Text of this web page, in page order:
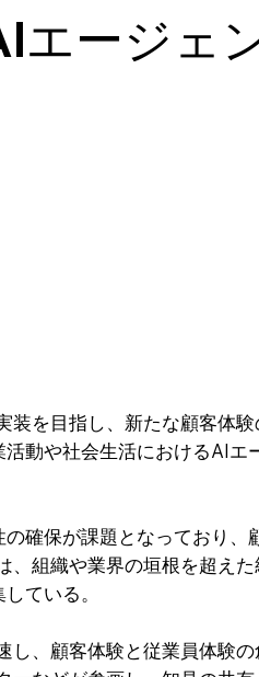
エージェ
を目指し、新たな顧客体
動や社会生活におけるAI
確保が課題となっており
、組織や業界の垣根を超え
ている。
、顧客体験と従業員体験